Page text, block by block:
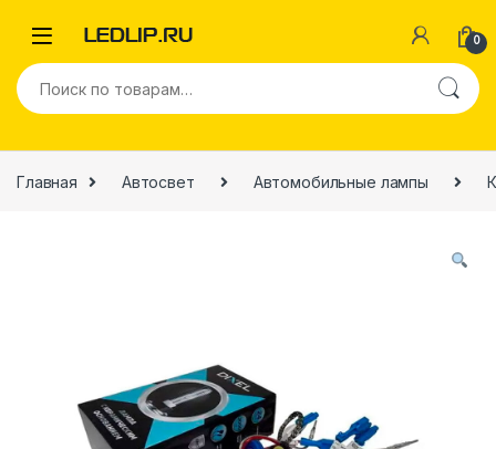
0
Главная Автосвет Автомобильные лампы